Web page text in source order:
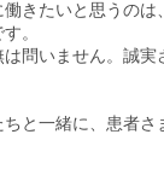
きたいと思うの
。
問いません。誠実
と一緒に、患者さ